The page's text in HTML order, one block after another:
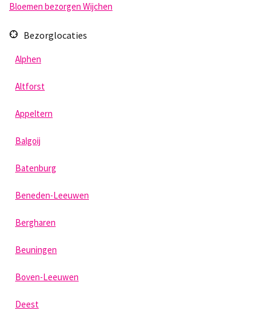
Bloemen bezorgen Wijchen
Bezorglocaties
Alphen
Altforst
Appeltern
Balgoij
Batenburg
Beneden-Leeuwen
Bergharen
Beuningen
Boven-Leeuwen
Deest